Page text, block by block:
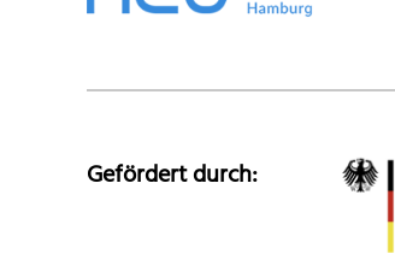
Gefördert durch: